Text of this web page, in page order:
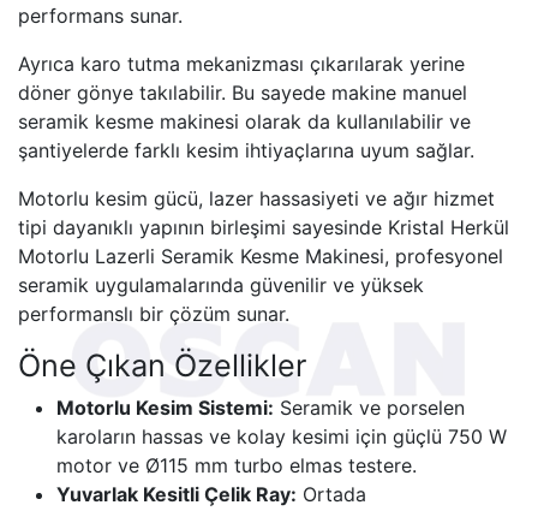
performans sunar.
Ayrıca karo tutma mekanizması çıkarılarak yerine
döner gönye takılabilir. Bu sayede makine manuel
seramik kesme makinesi olarak da kullanılabilir ve
şantiyelerde farklı kesim ihtiyaçlarına uyum sağlar.
Motorlu kesim gücü, lazer hassasiyeti ve ağır hizmet
tipi dayanıklı yapının birleşimi sayesinde Kristal Herkül
Motorlu Lazerli Seramik Kesme Makinesi, profesyonel
seramik uygulamalarında güvenilir ve yüksek
performanslı bir çözüm sunar.
Öne Çıkan Özellikler
Motorlu Kesim Sistemi: Seramik ve porselen
karoların hassas ve kolay kesimi için güçlü 750 W
motor ve Ø115 mm turbo elmas testere.
Yuvarlak Kesitli Çelik Ray: Ortada